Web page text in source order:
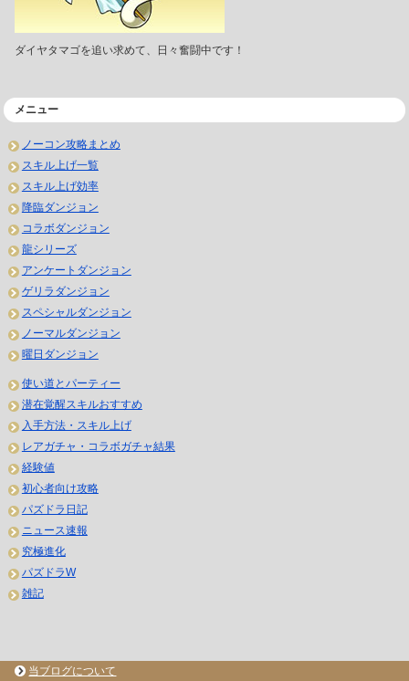
ダイヤタマゴを追い求めて、日々奮闘中です！
メニュー
ノーコン攻略まとめ
スキル上げ一覧
スキル上げ効率
降臨ダンジョン
コラボダンジョン
龍シリーズ
アンケートダンジョン
ゲリラダンジョン
スペシャルダンジョン
ノーマルダンジョン
曜日ダンジョン
使い道とパーティー
潜在覚醒スキルおすすめ
入手方法・スキル上げ
レアガチャ・コラボガチャ結果
経験値
初心者向け攻略
パズドラ日記
ニュース速報
究極進化
パズドラW
雑記
当ブログについて